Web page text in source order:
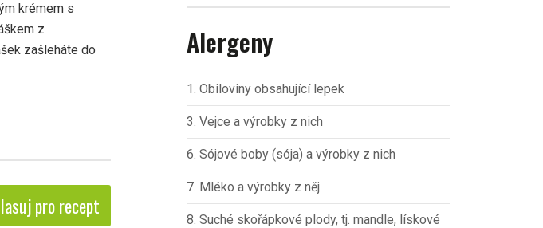
krémem s
z
zašleháte do
pro recept
Alergeny
1. Obiloviny obsahující lepek
3. Vejce a výrobky z nich
6. Sójové boby (sója) a výrobky z nich
7. Mléko a výrobky z něj
8. Suché skořápkové plody, tj. mandle, lískové